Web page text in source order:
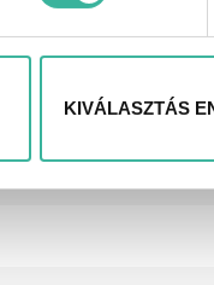
KIVÁLASZTÁS